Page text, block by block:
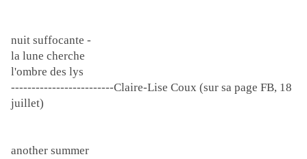
nuit suffocante -
la lune cherche
l'ombre des lys
-------------------------Claire-Lise Coux (sur sa page FB, 18
juillet)
another summer